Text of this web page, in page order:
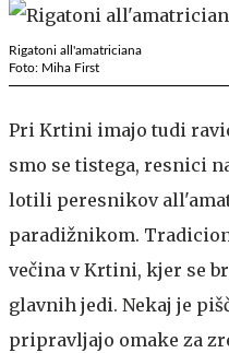
Rigatoni all'amatriciana
Foto: Miha First
Pri Krtini imajo tudi
smo se tistega, resnici
lotili peresnikov
paradižnikom.
večina v Krtini, kjer se
glavnih jedi. Nekaj je
pripravljajo omake za